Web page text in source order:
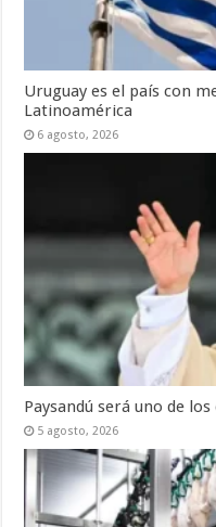
Uruguay es el país con
Latinoamérica
6 agosto, 2026
Paysandú será uno de
5 agosto, 2026